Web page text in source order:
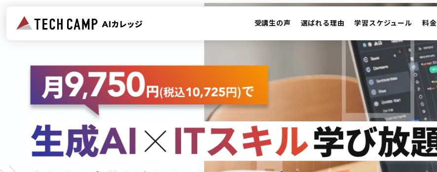
受講生の声 選ばれる理由 学習スケジュール 料金